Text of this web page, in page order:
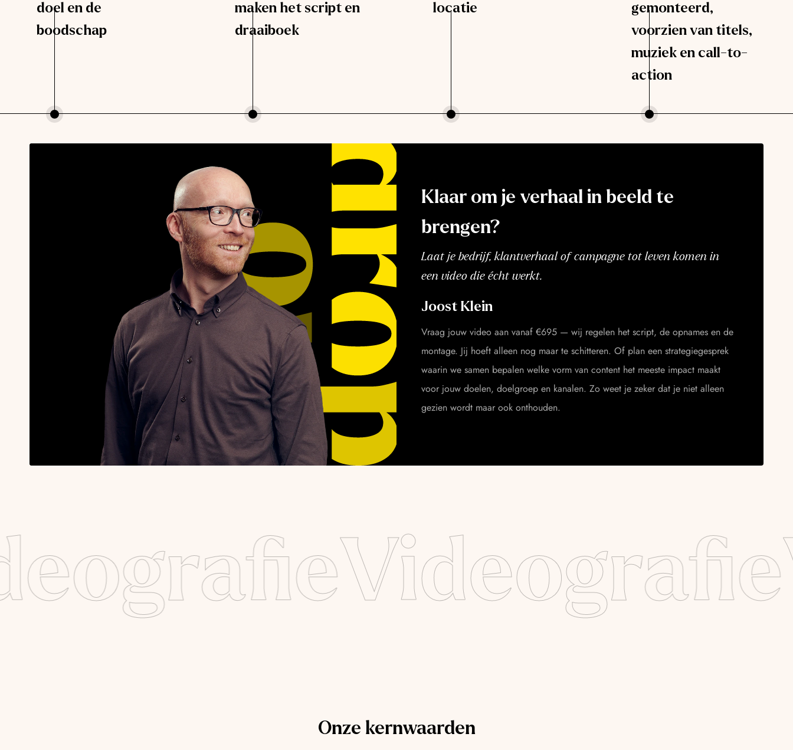
doel en de
boodschap
maken het script en
draaiboek
locatie
gemonteerd,
voorzien van titels,
muziek en call-to-
action
Klaar om je verhaal in beeld te
brengen?
Laat je bedrijf, klantverhaal of campagne tot leven komen in
een video die écht werkt.
Joost Klein
Vraag jouw video aan vanaf €695 — wij regelen het script, de opnames en de
montage. Jij hoeft alleen nog maar te schitteren. Of plan een strategiegesprek
waarin we samen bepalen welke vorm van content het meeste impact maakt
voor jouw doelen, doelgroep en kanalen. Zo weet je zeker dat je niet alleen
gezien wordt maar ook onthouden.
Videografie
Onze kernwaarden